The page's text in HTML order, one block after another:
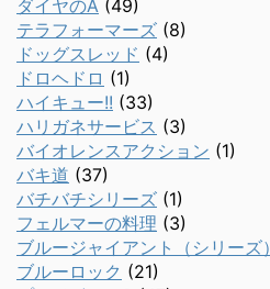
ダイヤのA (49)
テラフォーマーズ (8)
ドッグスレッド (4)
ドロヘドロ (1)
ハイキュー!! (33)
ハリガネサービス (3)
バイオレンスアクション (1)
バキ道 (37)
バチバチシリーズ (1)
フェルマーの料理 (3)
ブルージャイアント（シリーズ）
ブルーロック (21)